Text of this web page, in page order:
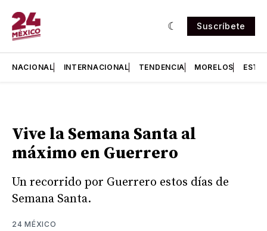
Suscríbete
NACIONAL INTERNACIONAL TENDENCIA MORELOS
Vive la Semana Santa al
máximo en Guerrero
Un recorrido por Guerrero estos días de
Semana Santa.
24 MÉXICO